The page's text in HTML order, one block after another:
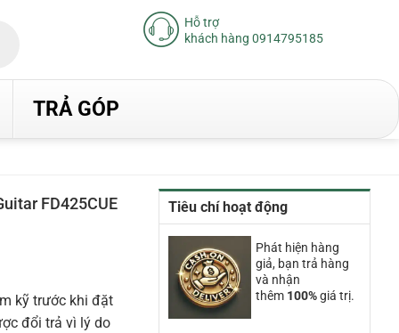
Hỗ trợ
khách hàng 0914795185
TRẢ GÓP
Tiêu chí hoạt động
Phát hiện hàng
giả, bạn trả hàng
và nhận
thêm 100%giá trị.
FD425CUE
kỹ trước khi đặt
đổi trả vì lý do